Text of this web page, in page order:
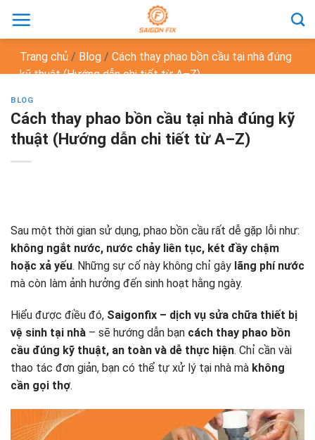
đến
dungTrang chủ / Blog / Cách thay phao bồn cầu tại nhà đúng
kỹ thuật (Hướng dẫn chi tiết từ A–Z)
BLOG
Cách thay phao bồn cầu tại nhà đúng kỹ
thuật (Hướng dẫn chi tiết từ A–Z)
Sau một thời gian sử dụng, phao bồn cầu rất dễ gặp lỗi như:
không ngắt nước, nước chảy liên tục, két đầy chậm
hoặc xả yếu. Những sự cố này không chỉ gây lãng phí nước
mà còn làm ảnh hưởng đến sinh hoạt hằng ngày.
Hiểu được điều đó, Saigonfix – dịch vụ sửa chữa thiết bị
vệ sinh tại nhà – sẽ hướng dẫn bạn cách thay phao bồn
cầu đúng kỹ thuật, an toàn và dễ thực hiện. Chỉ cần vài
thao tác đơn giản, bạn có thể tự xử lý tại nhà mà không
cần gọi thợ.